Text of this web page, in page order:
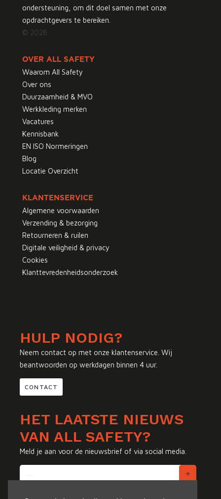
ondersteuning, om dit doel samen met onze
opdrachtgevers te bereiken.
© 2026
OVER ALL SAFETY
Waarom All Safety
Over ons
Duurzaamheid & MVO
Werkkleding merken
Vacatures
Kennisbank
EN ISO Normeringen
Blog
Locatie Overzicht
KLANTENSERVICE
Algemene voorwaarden
Verzending & bezorging
Retourneren & ruilen
Digitale veiligheid & privacy
Cookies
Klanttevredenheidsonderzoek
HULP NODIG?
Neem contact op met onze klantenservice. Wij
beantwoorden op werkdagen binnen 4 uur.
CONTACT
HET LAATSTE NIEUWS
VAN ALL SAFETY?
Meld je aan voor de nieuwsbrief of via social media.